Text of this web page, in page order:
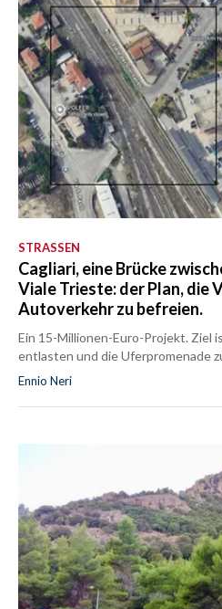
STRASSEN
Cagliari, eine Brücke
Viale Trieste: der Plan, die
Autoverkehr zu befreien.
Ein 15-Millionen-Euro-Projekt. Ziel
entlasten und die Uferpromenade
Ennio Neri